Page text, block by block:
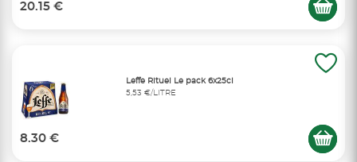
20.15 €
Leffe Rituel Le pack 6x25cl
5,53 €/LITRE
8.30 €